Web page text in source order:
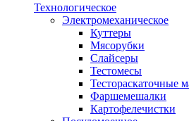
Технологическое
Электромеханическое
Куттеры
Мясорубки
Слайсеры
Тестомесы
Тестораскаточные
Фаршемешалки
Картофелечистки